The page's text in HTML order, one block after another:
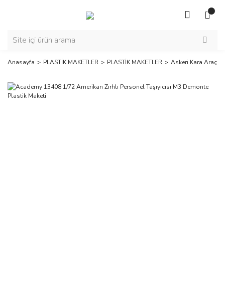
Anasayfa PLASTİK MAKETLER PLASTİK MAKETLER Askeri Kara